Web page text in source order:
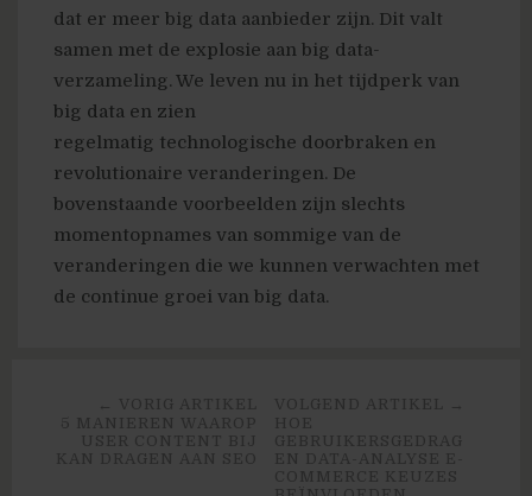
dat er meer big data aanbieder zijn. Dit valt
samen met de explosie aan big data-
verzameling. We leven nu in het tijdperk van
big data en zien
regelmatig technologische doorbraken en
revolutionaire veranderingen. De
bovenstaande voorbeelden zijn slechts
momentopnames van sommige van de
veranderingen die we kunnen verwachten met
de continue groei van big data.
VOLGEND ARTIKEL →
HOE
GEBRUIKERSGEDRAG
EN DATA-ANALYSE E-
COMMERCE KEUZES
← VORIG ARTIKEL
5 MANIEREN WAAROP
USER CONTENT BIJ
KAN DRAGEN AAN SEO